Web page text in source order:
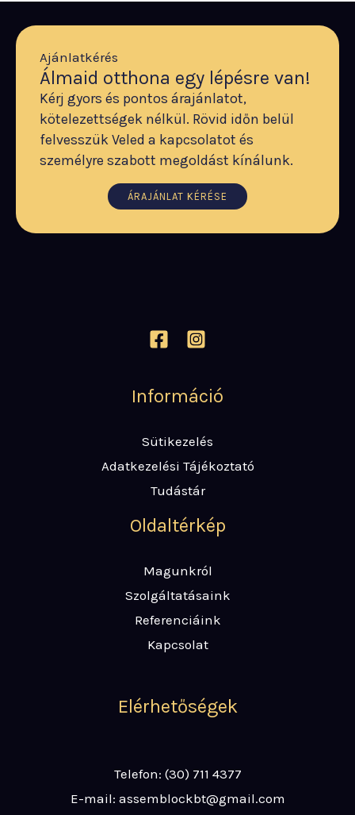
Ajánlatkérés
Álmaid otthona egy lépésre van!
Kérj gyors és pontos árajánlatot,
kötelezettségek nélkül. Rövid időn belül
felvesszük Veled a kapcsolatot és
személyre szabott megoldást kínálunk.
ÁRAJÁNLAT KÉRÉSE
Információ
Sütikezelés
Adatkezelési Tájékoztató
Tudástár
Oldaltérkép
Magunkról
Szolgáltatásaink
Referenciáink
Kapcsolat
Elérhetőségek
Telefon: (30) 711 4377
E-mail: assemblockbt@gmail.com